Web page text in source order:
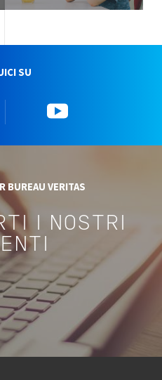
SU
BUREAU VERITAS
I NOSTRI